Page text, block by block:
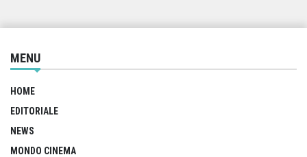
MENU
HOME
EDITORIALE
NEWS
MONDO CINEMA